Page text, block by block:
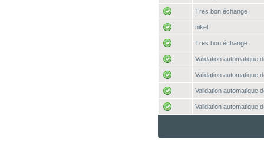
Tres bon échange
nikel
Tres bon échange
Validation automatique
Validation automatique
Validation automatique
Validation automatique